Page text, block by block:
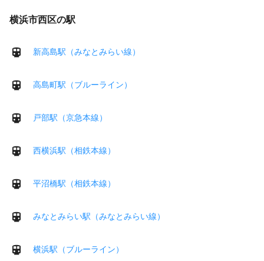
横浜市西区の駅
新高島駅（みなとみらい線）
高島町駅（ブルーライン）
戸部駅（京急本線）
西横浜駅（相鉄本線）
平沼橋駅（相鉄本線）
みなとみらい駅（みなとみらい線）
横浜駅（ブルーライン）